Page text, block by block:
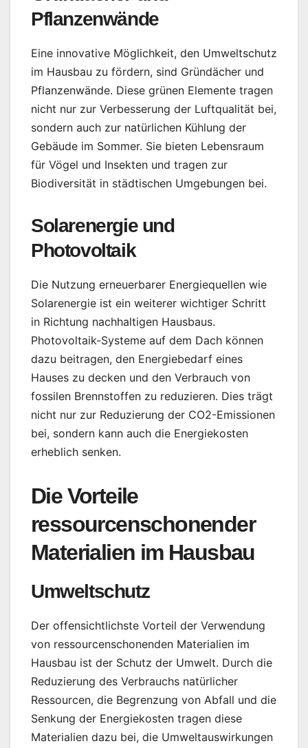
Pflanzenwände
Eine innovative Möglichkeit, den Umweltschutz
im Hausbau zu fördern, sind Gründächer und
Pflanzenwände. Diese grünen Elemente tragen
nicht nur zur Verbesserung der Luftqualität bei,
sondern auch zur natürlichen Kühlung der
Gebäude im Sommer. Sie bieten Lebensraum
für Vögel und Insekten und tragen zur
Biodiversität in städtischen Umgebungen bei.
Solarenergie und
Photovoltaik
Die Nutzung erneuerbarer Energiequellen wie
Solarenergie ist ein weiterer wichtiger Schritt
in Richtung nachhaltigen Hausbaus.
Photovoltaik-Systeme auf dem Dach können
dazu beitragen, den Energiebedarf eines
Hauses zu decken und den Verbrauch von
fossilen Brennstoffen zu reduzieren. Dies trägt
nicht nur zur Reduzierung der CO2-Emissionen
bei, sondern kann auch die Energiekosten
erheblich senken.
Die Vorteile
ressourcenschonender
Materialien im Hausbau
Umweltschutz
Der offensichtlichste Vorteil der Verwendung
von ressourcenschonenden Materialien im
Hausbau ist der Schutz der Umwelt. Durch die
Reduzierung des Verbrauchs natürlicher
Ressourcen, die Begrenzung von Abfall und die
Senkung der Energiekosten tragen diese
Materialien dazu bei, die Umweltauswirkungen